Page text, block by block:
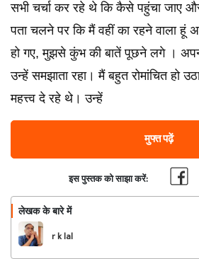
सभी चर्चा कर रहे थे कि कैसे पहुंचा जाए
पता चलने पर कि मैं वहीं का रहने वाला हूं
हो गए, मुझसे कुंभ की बातें पूछने लगे ।
उन्हें समझाता रहा। मैं बहुत रोमांचित हो
महत्त्व दे रहे थे। उन्हें
मुफ्त पढ़ें
इस पुस्तक को साझा करें:
लेखक के बारे में
r k lal